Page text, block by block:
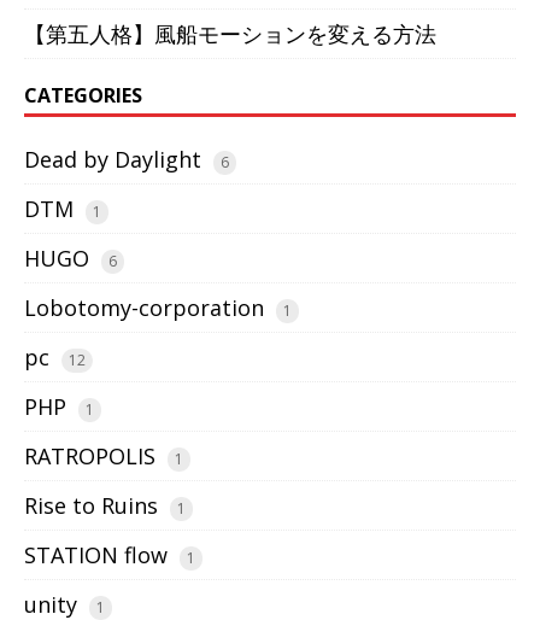
【第五人格】風船モーションを変える方法
CATEGORIES
Dead by Daylight 6
DTM 1
HUGO 6
Lobotomy-corporation 1
pc 12
PHP 1
RATROPOLIS 1
Rise to Ruins 1
STATION flow 1
unity 1